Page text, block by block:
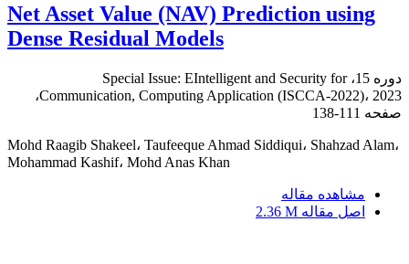
Net Asset Value (NAV) Prediction using
Dense Residual Models
دوره 15، Special Issue: EIntelligent and Security for
Communication, Computing Application (ISCCA-2022)، 2023،
صفحه 111-138
Mohd Raagib Shakeel، Taufeeque Ahmad Siddiqui، Shahzad Alam،
Mohammad Kashif، Mohd Anas Khan
مشاهده مقاله
اصل مقاله 2.36 M